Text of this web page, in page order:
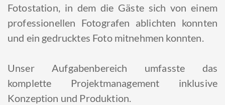
Fotostation, in dem die Gäste sich von einem
professionellen Fotografen ablichten konnten
und ein gedrucktes Foto mitnehmen konnten.
Unser Aufgabenbereich umfasste das
komplette Projektmanagement inklusive
Konzeption und Produktion.